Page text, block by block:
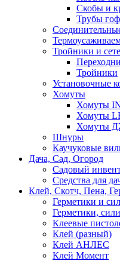
Скобы и
Трубы
Тройники и
Тройники
Установочные
Хомуты
Хомуты
Хомуты
Хомуты
Шнуры
Каучуковые
Дача, Сад, Огород
Садовый
Средства для
Клей, Скотч, Пена,
Герметики и
Герметики,
Клеевые
Клей (разный)
Клей АНЛЕС
Клей Момент